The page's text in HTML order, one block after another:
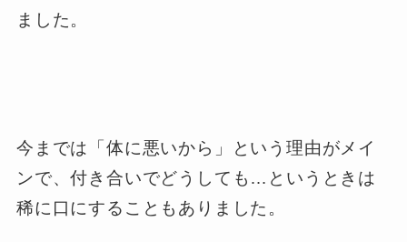
ました。
今までは「体に悪いから」という理由がメイ
ンで、付き合いでどうしても…というときは
稀に口にすることもありました。